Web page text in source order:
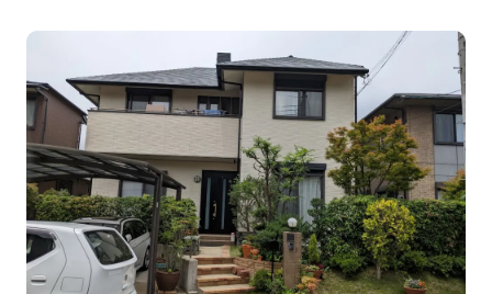
外壁のミカタ（塗り替え相談所）
住まい探しのミカタ
施工事例
外壁セルフチェック
無料点検・お見積もり
採用情報